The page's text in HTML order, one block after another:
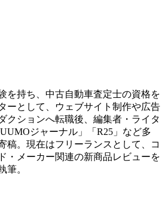
を持ち、中古自動車査定士の資格を
ーとして、ウェブサイト制作や広告
クションへ転職後、編集者・ライタ
ジャーナル」「R25」など多
稿。現在はフリーランスとして、コ
・メーカー関連の新商品レビューを
筆。